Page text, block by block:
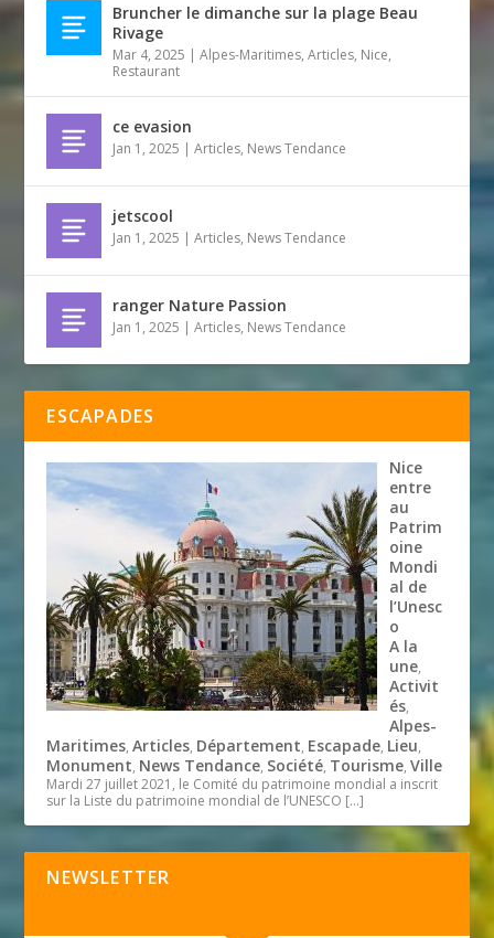
Bruncher le dimanche sur la plage Beau
Rivage
Mar 4, 2025 |Alpes-Maritimes,Articles, Nice,
Restaurant
ce evasion
Jan 1, 2025 |Articles, News Tendance
jetscool
Jan 1, 2025 |Articles, News Tendance
ranger Nature Passion
Jan 1, 2025 |Articles, News Tendance
ESCAPADES
Nice
entre
au
Patrim
oine
Mondi
al de
l’Unesc
o
A la
une,
Activit
és,
Alpes-
Maritimes,Articles, Département, Escapade, Lieu,
Monument, News Tendance, Société, Tourisme,Ville
Mardi 27 juillet 2021, le Comité du patrimoine mondial a inscrit
sur la Liste du patrimoine mondial de l’UNESCO […]
NEWSLETTER